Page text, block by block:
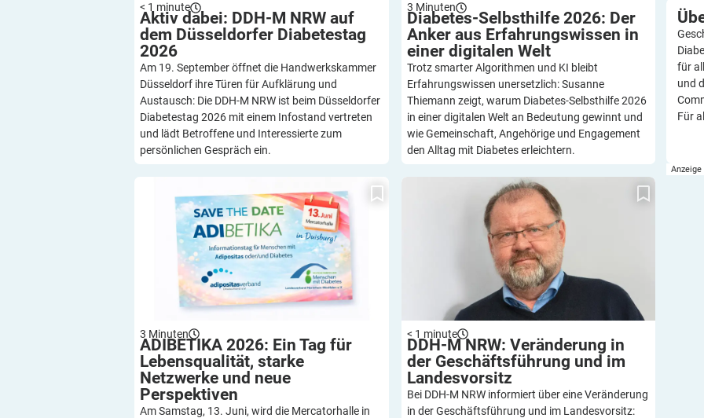
< 1 minute
Aktiv dabei: DDH-M NRW auf
dem Düsseldorfer Diabetestag
2026
Am 19. September öffnet die Handwerkskammer
Düsseldorf ihre Türen für Aufklärung und
Austausch: Die DDH-M NRW ist beim Düsseldorfer
Diabetestag 2026 mit einem Infostand vertreten
und lädt Betroffene und Interessierte zum
persönlichen Gespräch ein.
3 Minuten
Diabetes-Selbsthilfe 2026: Der
Anker aus Erfahrungswissen in
einer digitalen Welt
Trotz smarter Algorithmen und KI bleibt
Erfahrungswissen unersetzlich: Susanne
Thiemann zeigt, warum Diabetes-Selbsthilfe 2026
in einer digitalen Welt an Bedeutung gewinnt und
wie Gemeinschaft, Angehörige und Engagement
den Alltag mit Diabetes erleichtern.
starke Netzwerke und neue Perspektiven
3 Minuten
ADIBETIKA 2026: Ein Tag für
Lebensqualität, starke
Netzwerke und neue
Perspektiven
Am Samstag, 13. Juni, wird die Mercatorhalle in
DDH-M NRW: Veränderung in der
Geschäftsführung und im Landesvorsitz
< 1 minute
DDH-M NRW: Veränderung in
der Geschäftsführung und im
Landesvorsitz
Bei DDH-M NRW informiert über eine Veränderung
in der Geschäftsführung und im Landesvorsitz:
für
und
Für